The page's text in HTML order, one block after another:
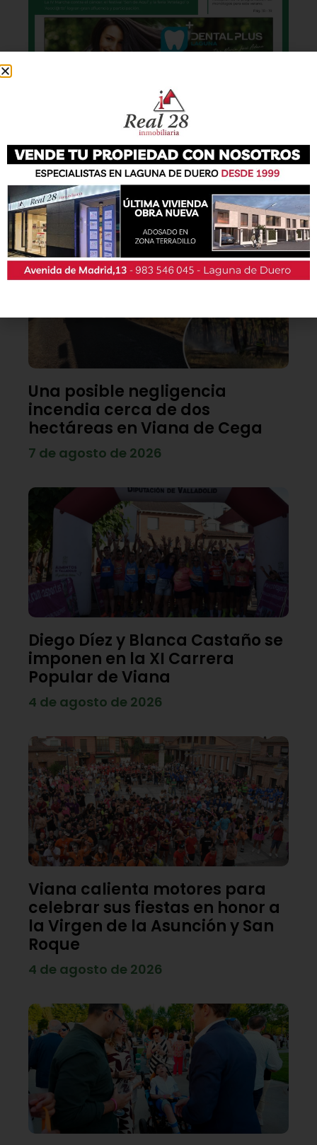
También podrás conseguir la revista en papel
de formagratuitaen todos los negocios
patrocinadores y en la Casa de las Artes.
Lo último
Una posible negligencia
incendia cerca de dos
hectáreas en Viana de Cega
7 de agosto de 2026
Diego Díez y Blanca Castaño se
imponen en la XI Carrera
Popular de Viana
4 de agosto de 2026
Viana calienta motores para
celebrar sus fiestas en honor a
la Virgen de la Asunción y San
Roque
4 de agosto de 2026